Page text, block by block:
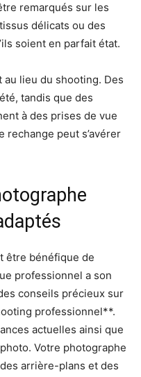
remarqués sur les
délicats ou des
soient en parfait état.
au lieu du shooting. Des
tandis que des
à des prises de vue
rechange peut s’avérer
être bénéfique de
professionnel a son
conseils précieux sur
professionnel**.
actuelles ainsi que
Votre photographe
arrière-plans et des